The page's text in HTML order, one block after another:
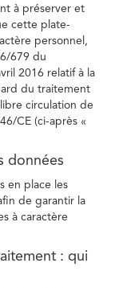
à préserver et
cette plate-
personnel,
679 du
2016 relatif à la
du traitement
circulation de
CE (ci-après «
données
en place les
de garantir la
à caractère
: qui